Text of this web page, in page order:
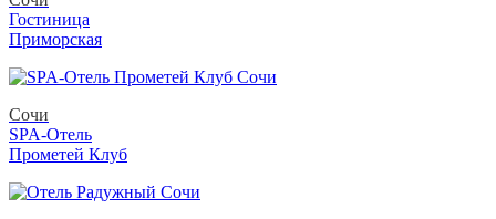
Гостиница
Приморская
Сочи
SPA-Отель
Прометей Клуб